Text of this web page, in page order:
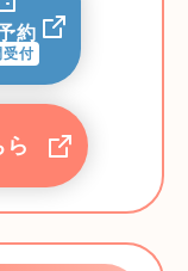
約
付